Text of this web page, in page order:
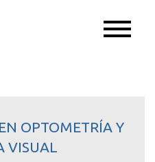
OPTOMETRÍA Y
VISUAL